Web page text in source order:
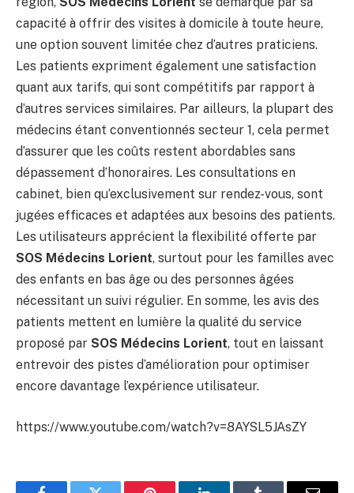
capacité à offrir des visites à domicile à toute heure,
une option souvent limitée chez d’autres praticiens.
Les patients expriment également une satisfaction
quant aux tarifs, qui sont compétitifs par rapport à
d’autres services similaires. Par ailleurs, la plupart des
médecins étant conventionnés secteur 1, cela permet
d’assurer que les coûts restent abordables sans
dépassement d’honoraires. Les consultations en
cabinet, bien qu’exclusivement sur rendez-vous, sont
jugées efficaces et adaptées aux besoins des patients.
Les utilisateurs apprécient la flexibilité offerte par
SOS Médecins Lorient, surtout pour les familles avec
des enfants en bas âge ou des personnes âgées
nécessitant un suivi régulier. En somme, les avis des
patients mettent en lumière la qualité du service
proposé par SOS Médecins Lorient, tout en laissant
entrevoir des pistes d’amélioration pour optimiser
encore davantage l’expérience utilisateur.
https://www.youtube.com/watch?v=8AYSL5JAsZY